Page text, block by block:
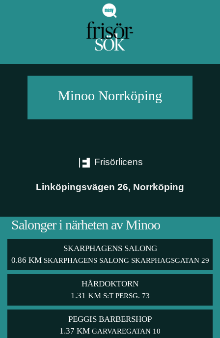
Minoo Norrköping
Frisörlicens
Linköpingsvägen 26, Norrköping
Salonger i närheten av Minoo
SKARPHAGENS SALONG
0.86 KM SKARPHAGENS SALONG SKARPHAGSGATAN 29
HÅRDOKTORN
1.31 KM S:T PERSG. 73
PEGGIS BARBERSHOP
1.37 KM GARVAREGATAN 10